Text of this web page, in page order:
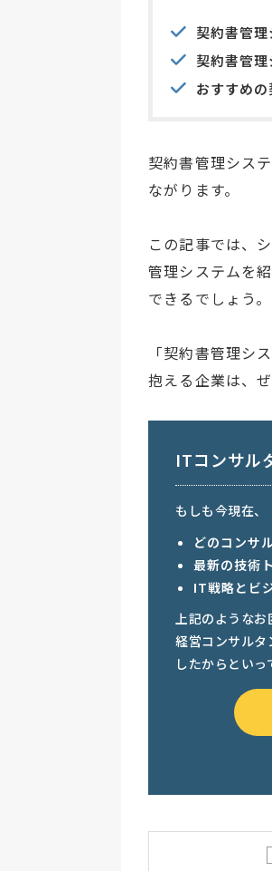
契約書管
契約書管
おすすめ
契約書管理シス
ながります。
この記事では、
管理システムを
できるでしょう。
「契約書管理シ
抱える企業は、
ITコンサル
もしも今現在、
どのコンサ
最新の技術
IT戦略とビ
上記のようなお
経営コンサルタ
したからとい